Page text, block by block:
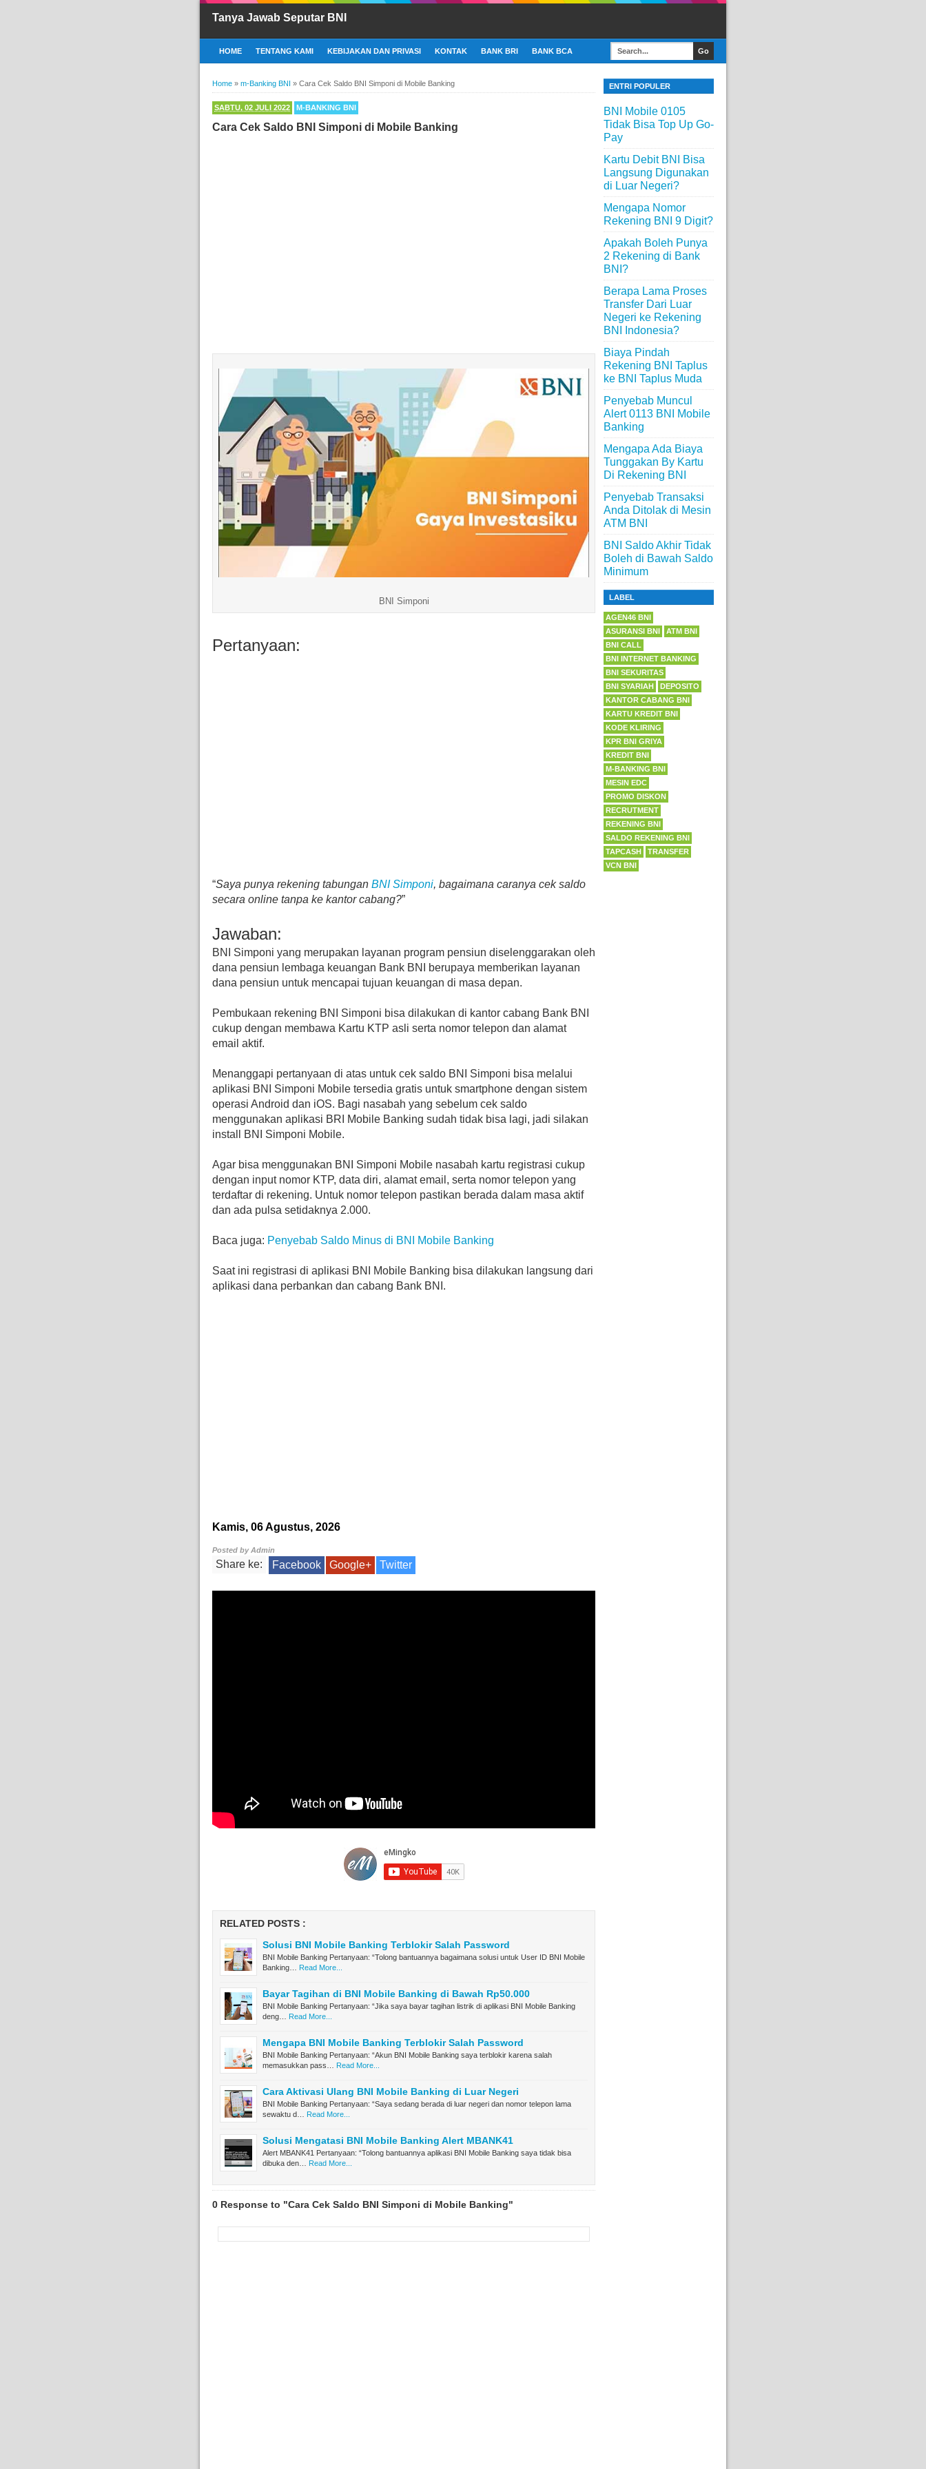
Tanya Jawab Seputar BNI
HOME TENTANG KAMI KEBIJAKAN DAN PRIVASI KONTAK BANK BRI BANK BCA
Home » m-Banking BNI » Cara Cek Saldo BNI Simponi di Mobile Banking
SABTU, 02 JULI 2022 M-BANKING BNI
Cara Cek Saldo BNI Simponi di Mobile Banking
BNI Simponi
Pertanyaan:
“Saya punya rekening tabungan BNI Simponi, bagaimana caranya cek saldo
secara online tanpa ke kantor cabang?”
Jawaban:
BNI Simponi yang merupakan layanan program pensiun diselenggarakan oleh
dana pensiun lembaga keuangan Bank BNI berupaya memberikan layanan
dana pensiun untuk mencapai tujuan keuangan di masa depan.
Pembukaan rekening BNI Simponi bisa dilakukan di kantor cabang Bank BNI
cukup dengan membawa Kartu KTP asli serta nomor telepon dan alamat
email aktif.
Menanggapi pertanyaan di atas untuk cek saldo BNI Simponi bisa melalui
aplikasi BNI Simponi Mobile tersedia gratis untuk smartphone dengan sistem
operasi Android dan iOS. Bagi nasabah yang sebelum cek saldo
menggunakan aplikasi BRI Mobile Banking sudah tidak bisa lagi, jadi silakan
install BNI Simponi Mobile.
Agar bisa menggunakan BNI Simponi Mobile nasabah kartu registrasi cukup
dengan input nomor KTP, data diri, alamat email, serta nomor telepon yang
terdaftar di rekening. Untuk nomor telepon pastikan berada dalam masa aktif
dan ada pulsa setidaknya 2.000.
Baca juga: Penyebab Saldo Minus di BNI Mobile Banking
Saat ini registrasi di aplikasi BNI Mobile Banking bisa dilakukan langsung dari
aplikasi dana perbankan dan cabang Bank BNI.
Kamis, 06 Agustus, 2026
Posted byAdmin
Share ke: Facebook Google+ Twitter
RELATED POSTS :
Solusi BNI Mobile Banking Terblokir Salah Password
BNI Mobile Banking Pertanyaan: “Tolong bantuannya bagaimana solusi untuk User ID BNI Mobile
Banking…
Read More...
Bayar Tagihan di BNI Mobile Banking di Bawah Rp50.000
BNI Mobile Banking Pertanyaan: “Jika saya bayar tagihan listrik di aplikasi BNI Mobile Banking
deng…
Read More...
Mengapa BNI Mobile Banking Terblokir Salah Password
BNI Mobile Banking Pertanyaan: “Akun BNI Mobile Banking saya terblokir karena salah
memasukkan pass…
Read More...
Cara Aktivasi Ulang BNI Mobile Banking di Luar Negeri
BNI Mobile Banking Pertanyaan: “Saya sedang berada di luar negeri dan nomor telepon lama
sewaktu d…
Read More...
Solusi Mengatasi BNI Mobile Banking Alert MBANK41
Alert MBANK41 Pertanyaan: “Tolong bantuannya aplikasi BNI Mobile Banking saya tidak bisa
dibuka den…
Read More...
0 Response to "Cara Cek Saldo BNI Simponi di Mobile Banking"
ENTRI POPULER
BNI Mobile 0105
Tidak Bisa Top Up Go-
Pay
Kartu Debit BNI Bisa
Langsung Digunakan
di Luar Negeri?
Mengapa Nomor
Rekening BNI 9 Digit?
Apakah Boleh Punya
2 Rekening di Bank
BNI?
Berapa Lama Proses
Transfer Dari Luar
Negeri ke Rekening
BNI Indonesia?
Biaya Pindah
Rekening BNI Taplus
ke BNI Taplus Muda
Penyebab Muncul
Alert 0113 BNI Mobile
Banking
Mengapa Ada Biaya
Tunggakan By Kartu
Di Rekening BNI
Penyebab Transaksi
Anda Ditolak di Mesin
ATM BNI
BNI Saldo Akhir Tidak
Boleh di Bawah Saldo
Minimum
LABEL
AGEN46 BNI
ASURANSI BNI
ATM BNI
BNI CALL
BNI INTERNET BANKING
BNI SEKURITAS
BNI SYARIAH
DEPOSITO
KANTOR CABANG BNI
KARTU KREDIT BNI
KODE KLIRING
KPR BNI GRIYA
KREDIT BNI
M-BANKING BNI
MESIN EDC
PROMO DISKON
RECRUTMENT
REKENING BNI
SALDO REKENING BNI
TAPCASH
TRANSFER
VCN BNI